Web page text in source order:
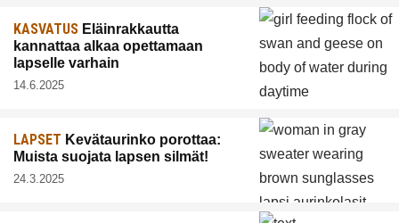
KASVATUS Eläinrakkautta
kannattaa alkaa opettamaan
lapselle varhain
14.6.2025
LAPSET Kevätaurinko porottaa:
Muista suojata lapsen silmät!
24.3.2025